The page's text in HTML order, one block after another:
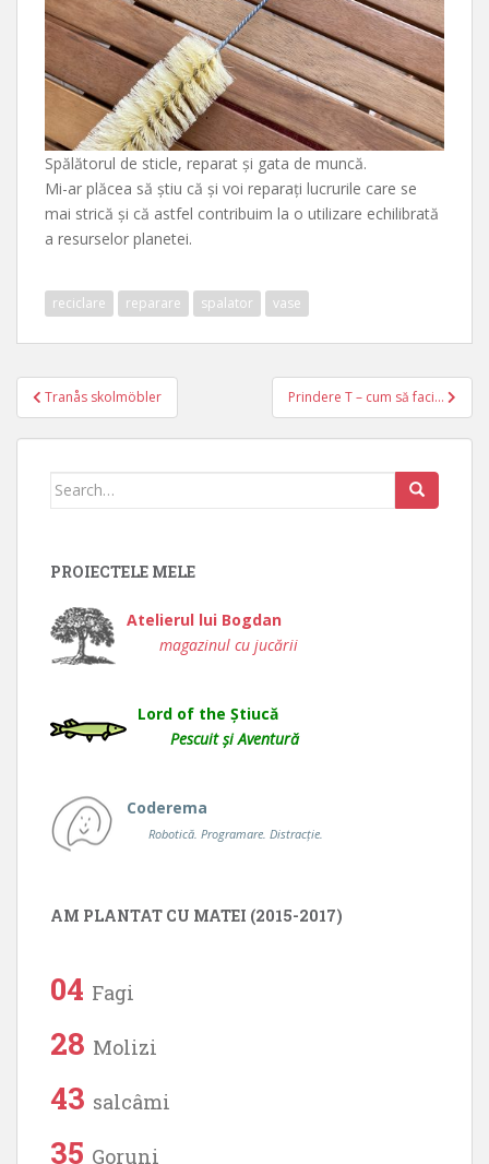
Spălătorul de sticle, reparat și gata de muncă.
Mi-ar plăcea să știu că și voi reparați lucrurile care se
mai strică și că astfel contribuim la o utilizare echilibrată
a resurselor planetei.
reciclare reparare spalator vase
Navigare
în
articole
Tranås skolmöbler Prindere T – cum să faci…
Search
PROIECTELE MELE
Atelierul lui Bogdan
magazinul cu jucării
Lord of the Știucă
Pescuit și Aventură
Coderema
Robotică. Programare. Distracție.
AM PLANTAT CU MATEI (2015-2017)
04 Fagi
28 Molizi
43 salcâmi
35 Goruni